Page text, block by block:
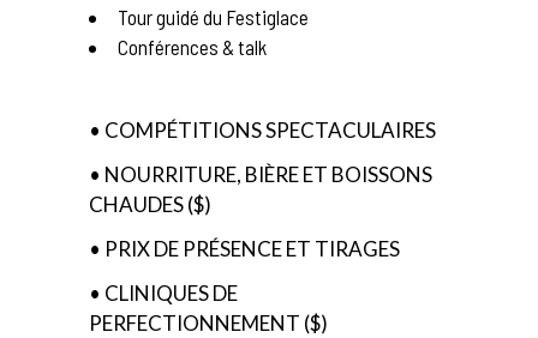
Tour guidé du Festiglace
Conférences & talk
• COMPÉTITIONS SPECTACULAIRES
• NOURRITURE, BIÈRE ET BOISSONS
CHAUDES ($)
• PRIX DE PRÉSENCE ET TIRAGES
• CLINIQUES DE
PERFECTIONNEMENT ($)